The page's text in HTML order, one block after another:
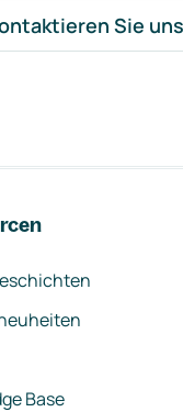
Sie
Base